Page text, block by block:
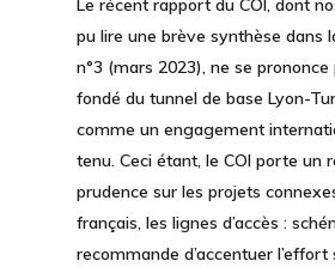
Le récent rapport du COI, dont
pu lire une brève synthèse dans
n°3 (mars 2023), ne se
fondé du tunnel de base Lyon-
comme un engagement
tenu. Ceci étant, le COI porte un
prudence sur les projets
français, les lignes d’accès :
recommande d’accentuer l’effort